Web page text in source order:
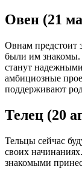
Овен (21
Овнам предстоит
были им знакомы.
станут
амбициозные
поддерживают
Телец (20
Тельцы сейчас
своих
знакомыми